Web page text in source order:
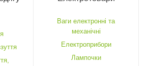
Ваги електронні та
механічні
Електроприбори
Лампочки